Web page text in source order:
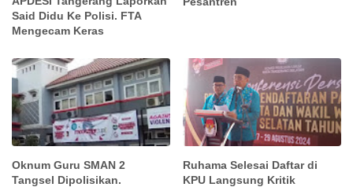
Said Didu Ke Polisi. FTA
Mengecam Keras
Oknum Guru SMAN 2
Tangsel Dipolisikan.
Ruhama Selesai Daftar di
KPU Langsung Kritik